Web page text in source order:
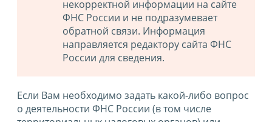
некорректной информации на сайте
ФНС России и не подразумевает
обратной связи. Информация
направляется редактору сайта ФНС
России для сведения.
Если Вам необходимо задать какой-либо вопрос
о деятельности ФНС России (в том числе